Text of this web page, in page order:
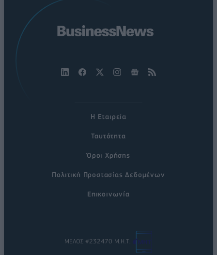
Η Εταιρεία
Ταυτότητα
Όροι Χρήσης
Πολιτική Προστασίας Δεδομένων
Επικοινωνία
ΜΕΛΟΣ #232470 Μ.Η.Τ.